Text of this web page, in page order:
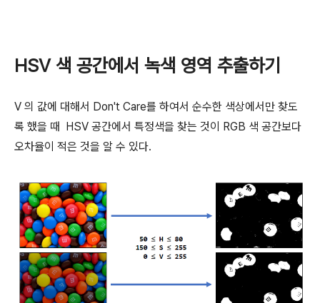
HSV 색 공간에서 녹색 영역 추출하기
V 의 값에 대해서 Don't Care를 하여서 순수한 색상에서만 찾도
록 했을 때 HSV 공간에서 특정색을 찾는 것이 RGB 색 공간보다
오차율이 적은 것을 알 수 있다.